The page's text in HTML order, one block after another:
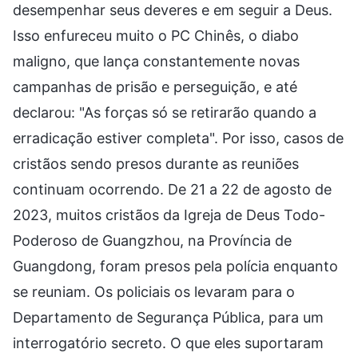
desempenhar seus deveres e em seguir a Deus.
Isso enfureceu muito o PC Chinês, o diabo
maligno, que lança constantemente novas
campanhas de prisão e perseguição, e até
declarou: "As forças só se retirarão quando a
erradicação estiver completa". Por isso, casos de
cristãos sendo presos durante as reuniões
continuam ocorrendo. De 21 a 22 de agosto de
2023, muitos cristãos da Igreja de Deus Todo-
Poderoso de Guangzhou, na Província de
Guangdong, foram presos pela polícia enquanto
se reuniam. Os policiais os levaram para o
Departamento de Segurança Pública, para um
interrogatório secreto. O que eles suportaram